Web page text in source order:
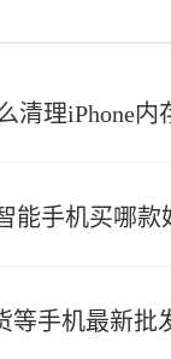
理iPhone内
能手机买哪
等手机最新批